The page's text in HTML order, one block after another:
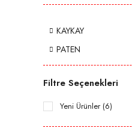
KAYKAY
PATEN
Filtre Seçenekleri
Yeni Ürünler (6)